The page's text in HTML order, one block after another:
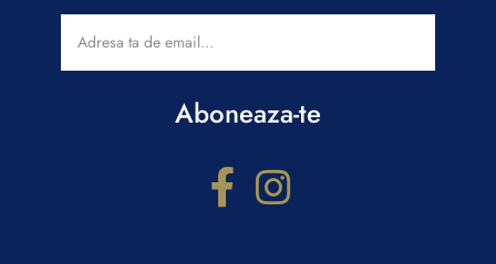
Aboneaza-te